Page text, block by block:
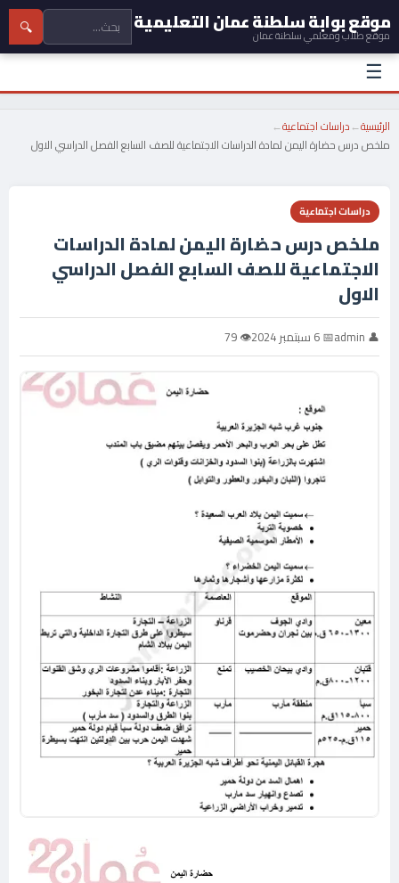
موقع بوابة سلطنة عمان التعليمية
موقع طلاب ومعلمي سلطنة عمان 🔍
☰
الرئيسية←دراسات اجتماعية←
ملخص درس حضارة اليمن لمادة الدراسات الاجتماعية للصف السابع الفصل الدراسي الاول
دراسات اجتماعية
ملخص درس حضارة اليمن لمادة الدراسات
الاجتماعية للصف السابع الفصل الدراسي
الاول
👤 admin 📅 6 سبتمبر 2024 👁 79